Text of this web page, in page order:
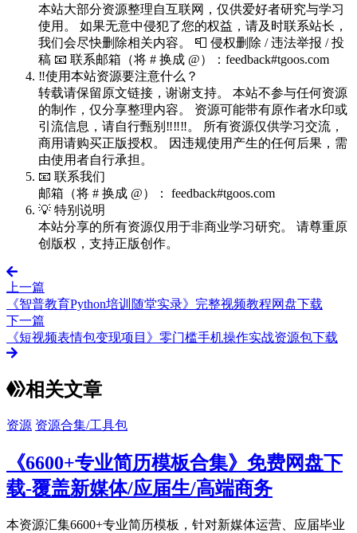
本站大部分资源整理自互联网，仅供爱好者研究与学习
使用。 如果无意中侵犯了您的权益，请及时联系站长，
我们会尽快删除相关内容。 📮 侵权删除 / 违法举报 / 投
稿 📧 联系邮箱（将 # 换成 @）：feedback#tgoos.com
‼️使用本站资源要注意什么？
转载请保留原文链接，谢谢支持。 本站不参与任何资源
的制作，仅分享整理内容。 资源可能带有原作者水印或
引流信息，请自行甄别‼️‼️‼️。 所有资源仅供学习交流，
商用请购买正版授权。 因违规使用产生的任何后果，需
由使用者自行承担。
📧 联系我们
邮箱（将 # 换成 @）： feedback#tgoos.com
💡 特别说明
本站分享的所有资源仅用于非商业学习研究。 请尊重原
创版权，支持正版创作。
上一篇
《智普教育Python培训随堂实录》完整视频教程网盘下载
下一篇
《短视频表情包变现项目》零门槛手机操作实战资源包下载
相关文章
资源 资源合集/工具包
《6600+专业简历模板合集》免费网盘下
载-覆盖新媒体/应届生/高端商务
本资源汇集6600+专业简历模板，针对新媒体运营、应届毕业